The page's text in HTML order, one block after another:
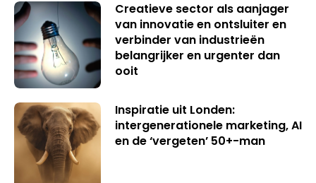
Creatieve sector als aanjager
van innovatie en ontsluiter en
verbinder van industrieën
belangrijker en urgenter dan
ooit
Inspiratie uit Londen:
intergenerationele marketing, AI
en de ‘vergeten’ 50+-man